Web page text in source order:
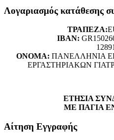
Λογαριασμός κατάθεσης
ΤΡΑΠΕΖΑ:
ΙΒΑΝ:
ΟΝΟΜΑ: ΠΑΝΕΛΛΗΝΙΑ
ΕΡΓΑΣΤΗΡΙΑΚΩΝ
ΕΤΗΣΙΑ
ΜΕ ΠΑΓΙΑ
Αίτηση Εγγραφής